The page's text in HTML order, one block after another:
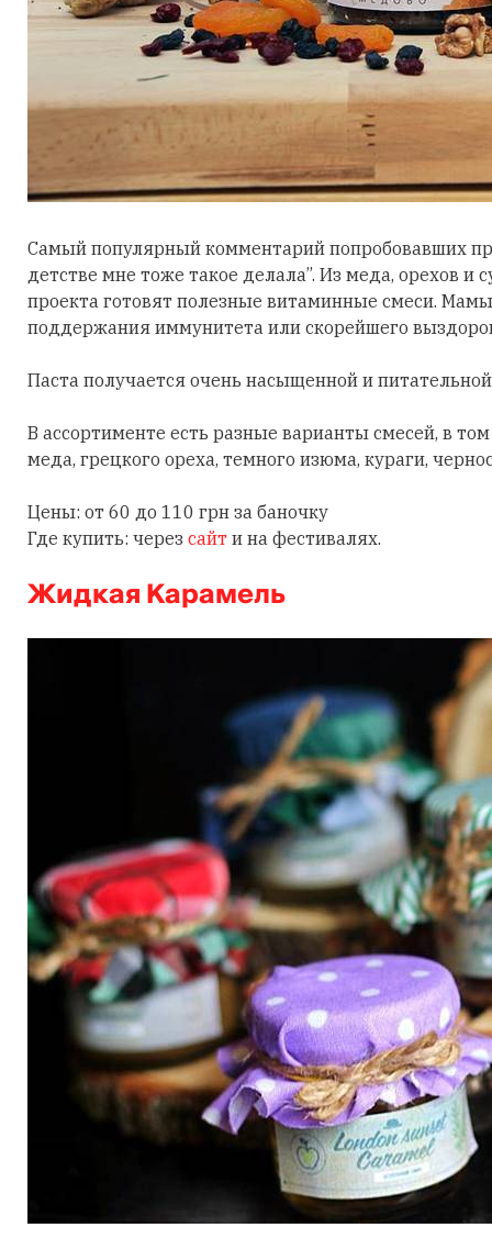
Самый популярный комментарий попробовавших
детстве мне тоже такое делала”. Из меда, орехов и
проекта готовят полезные витаминные смеси.
поддержания иммунитета или скорейшего
Паста получается очень насыщенной и
В ассортименте есть разные варианты смесей, в
меда, грецкого ореха, темного изюма, кураги,
Цены: от 60 до 110 грн за баночку
Где купить: через сайт и на фестивалях.
Жидкая Карамель